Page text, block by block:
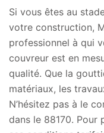
Si vous êtes au
votre construction,
professionnel à qui
couvreur est en
qualité. Que la
matériaux, les
N’hésitez pas à le
dans le 88170. Pour